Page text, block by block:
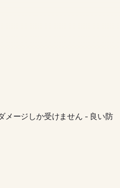
メージしか受けません - 良い防